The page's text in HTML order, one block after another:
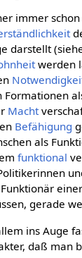
immer
darstellt
werden
Macht
Befähigung
als
funktional
gerade
ins Auge
daß man